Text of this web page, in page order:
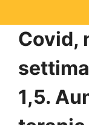
Covid,
1,5.